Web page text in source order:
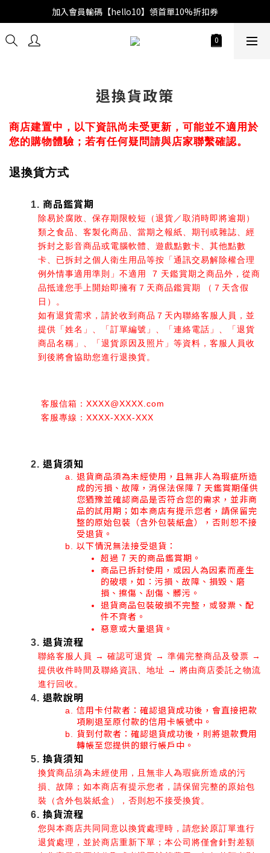
加入會員輸碼【hello10】領首單10%折扣券
退換貨政策
商店建置中，以下資訊尚未受更新，可能並不適用於
您的購物體驗；若有任何疑問請與店家聯繫確認。
退換貨方式
商品鑑賞期
除易於腐敗、保存期限較短（退貨／取消時即將逾期）
類之食品、客製化商品、當期之報紙、期刊或雜誌、經
拆封之影音商品或電腦軟體、遊戲點數卡、其他點數
卡、已拆封之個人衛生用品等按「通訊交易解除權合理
例外情事適用準則」不適用  7 天鑑賞期之商品外，從商
品抵達您手上開始即擁有７天商品鑑賞期 （７天含假
日）。
如有退貨需求，請於收到商品７天內聯絡客服人員，並
提供「姓名」、「訂單編號」、「連絡電話」、「退貨
商品名稱」、「退貨原因及照片」等資料，客服人員收
到後將會協助您進行退換貨。
客服信箱：XXXX@XXXX.com
客服專線：XXXX-XXX-XXX
退貨須知
退貨商品須為未經使用，且無非人為瑕疵所造
成的污損、故障，消保法保障 7 天鑑賞期僅供
您猶豫並確認商品是否符合您的需求，並非商
品的試用期；如本商店有提示您者，請保留完
整的原始包裝（含外包裝紙盒），否則恕不接
受退貨。
以下情況無法接受退貨：
超過 7 天的商品鑑賞期。
商品已拆封使用，或因人為因素而產生
的破壞，如：污損、故障、損毀、磨
損、擦傷、刮傷、髒污。
退貨商品包裝破損不完整，或發票、配
件不齊者。
惡意或大量退貨。
退貨流程
聯絡客服人員 → 確認可退貨 → 準備完整商品及發票 →
提供收件時間及聯絡資訊、地址 → 將由商店委託之物流
進行回收。
退款說明
信用卡付款者：確認退貨成功後，會直接把款
項刷退至原付款的信用卡帳號中。
貨到付款者：確認退貨成功後，則將退款費用
轉帳至您提供的銀行帳戶中。
換貨須知
換貨商品須為未經使用，且無非人為瑕疵所造成的污
損、故障；如本商店有提示您者，請保留完整的原始包
裝（含外包裝紙盒），否則恕不接受換貨。
換貨流程
您與本商店共同同意以換貨處理時，請您於原訂單進行
退貨處理，並於商店重新下單；本公司將僅會針對差額